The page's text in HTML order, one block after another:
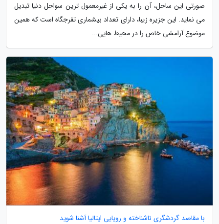
صورتی این ساحل، آن را به یکی از غیرمعمول ترین سواحل دنیا تبدیل
می نماید. این جزیره زیبا، دارای تعداد بیشماری تفرجگاه است که همین
موضوع آرامشی خاص را در محیط هایی...
با مقاصد گردشگری ناشناخته و رویایی ایتالیا آشنا شوید